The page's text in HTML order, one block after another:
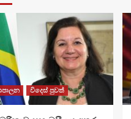
විදෙස් පුවත්